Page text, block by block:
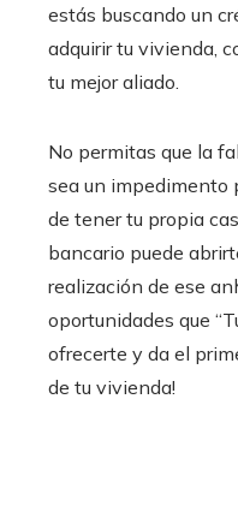
estás buscando un
adquirir tu vivienda,
tu mejor aliado.
No permitas que la
sea un impedimento
de tener tu propia
bancario puede
realización de ese
oportunidades que
ofrecerte y da el
de tu vivienda!